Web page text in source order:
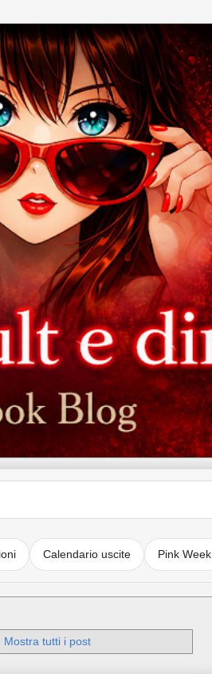
Calendario uscite Pink Week
Mostra tutti i post